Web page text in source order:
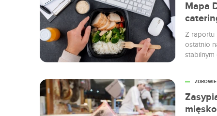
Mapa
Z raportu
ostatnio
stabilnym
równi z
ZDROWIE